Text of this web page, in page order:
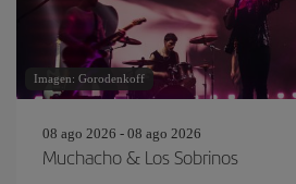
Imagen: Gorodenkoff
08 ago 2026 - 08 ago 2026
Muchacho & Los Sobrinos